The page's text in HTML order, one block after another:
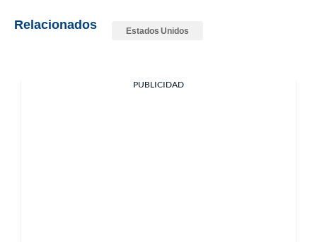
Relacionados Estados Unidos
PUBLICIDAD